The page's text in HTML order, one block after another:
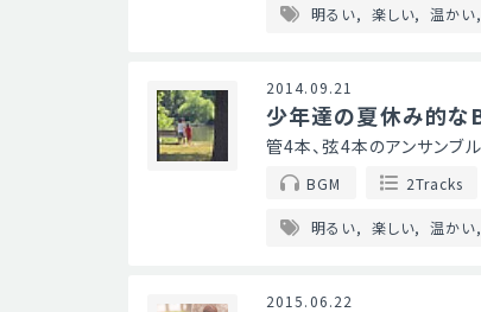
明るい 楽しい 温かい
2014.09.21
少年達の夏休み的な
管4本、弦4本のアンサンブ
BGM 2Tracks
明るい 楽しい 温かい
2015.06.22